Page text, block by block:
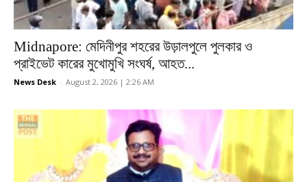
Midnapore: মেদিনীপুর শহরের উড়ালপুলে পুলকার ও
প্রাইভেট কারের মুখোমুখি সংঘর্ষ, আহত...
News Desk - August 2, 2026 | 2:26 AM